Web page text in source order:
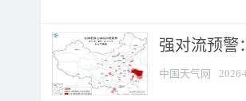
强对流预警
中国天气网